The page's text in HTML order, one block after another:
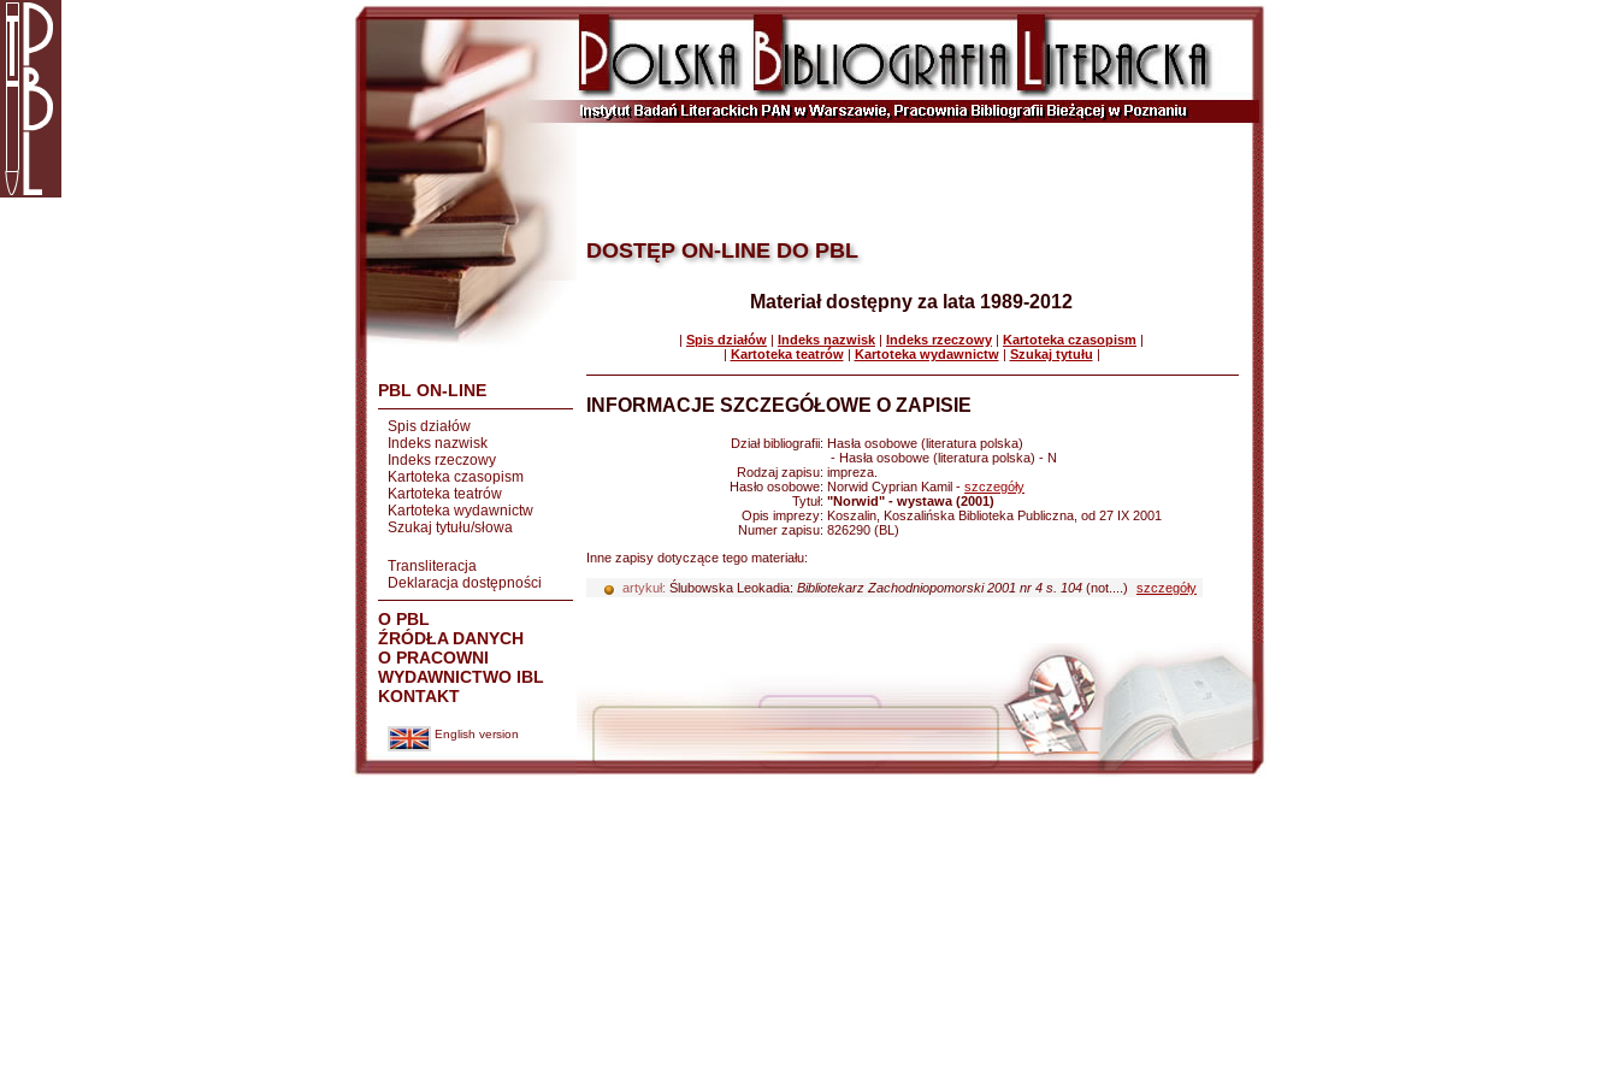
PBL ON-LINE
Spis działów
Indeks nazwisk
Indeks rzeczowy
Kartoteka czasopism
Kartoteka teatrów
Kartoteka wydawnictw
Szukaj tytułu/słowa
Transliteracja
Deklaracja dostępności
O PBL
ŹRÓDŁA DANYCH
O PRACOWNI
WYDAWNICTWO IBL
KONTAKT
English version
DOSTĘP ON-LINE DO PBL
Materiał dostępny za lata 1989-2012
| Spis działów | Indeks nazwisk | Indeks rzeczowy | Kartoteka czasopism |
| Kartoteka teatrów| Kartoteka wydawnictw| Szukaj tytułu |
INFORMACJE SZCZEGÓŁOWE O ZAPISIE
Dział bibliografii: Hasła osobowe (literatura polska)
- Hasła osobowe (literatura polska) - N
Rodzaj zapisu: impreza.
Hasło osobowe: Norwid Cyprian Kamil - szczegóły
Tytuł: "Norwid" - wystawa (2001)
Opis imprezy: Koszalin, Koszalińska Biblioteka Publiczna, od 27 IX 2001
Numer zapisu: 826290 (BL)
Inne zapisy dotyczące tego materiału:
artykuł: Ślubowska Leokadia: Bibliotekarz Zachodniopomorski 2001 nr 4 s. 104 (not....) szczegóły